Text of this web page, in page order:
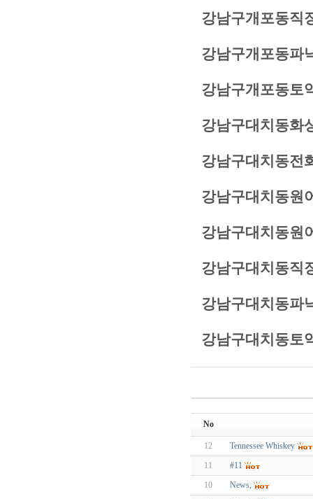
강남구개포동직
강남구개포동파
강남구개포동토
강남구대치동화
강남구대치동전
강남구대치동원
강남구대치동원
강남구대치동직
강남구대치동파
강남구대치동토
No
12
Tennessee Whiskey
11
#11
10
News,